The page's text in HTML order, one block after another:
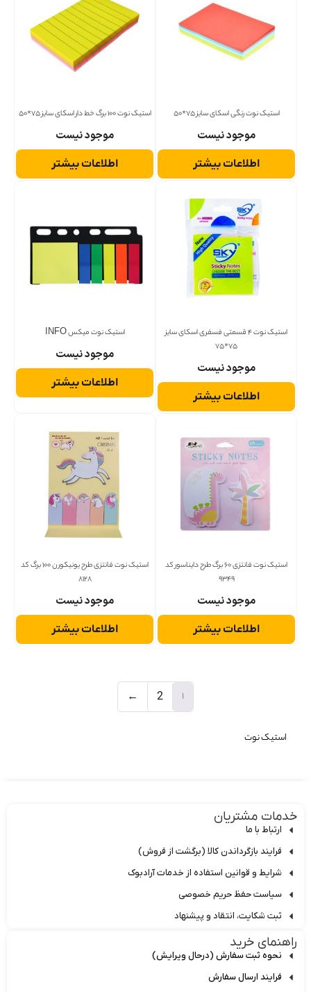
استیک نوت رنگی اسکای سایز 75*50
موجود نیست
اطلاعات بیشتر
استیک نوت 100 برگ خط دار اسکای سایز 75*50
موجود نیست
اطلاعات بیشتر
استیک نوت 4 قسمتی فسفری اسکای سایز
موجود نیست
اطلاعات بیشتر
استیک نوت میکس INFO
موجود نیست
اطلاعات بیشتر
استیک نوت فانتزی 60 برگ طرح دایناسور کد
9349
موجود نیست
اطلاعات بیشتر
استیک نوت فانتزی طرح یونیکورن 100 برگ کد
موجود نیست
اطلاعات بیشتر
استیک نوت
خدمات مشتریان
ارتباط با ما
فرایند بازگرداندن کالا (برگشت از فروش)
شرایط و قوانین استفاده از خدمات آرادبوک
سیاست حفظ حریم خصوصی
ثبت شکایت، انتقاد و پیشنهاد
راهنمای خرید
نحوه ثبت سفارش (درحال ویرایش)
فرایند ارسال سفارش